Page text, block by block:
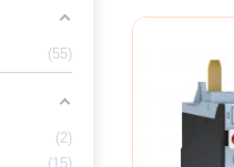
55
2
15